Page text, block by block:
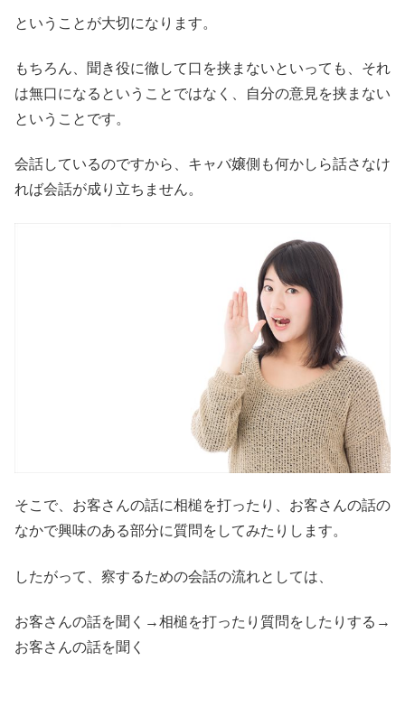
ということが大切になります。
もちろん、聞き役に徹して口を挟まないといっても、それ
は無口になるということではなく、自分の意見を挟まない
ということです。
会話しているのですから、キャバ嬢側も何かしら話さなけ
れば会話が成り立ちません。
そこで、お客さんの話に相槌を打ったり、お客さんの話の
なかで興味のある部分に質問をしてみたりします。
したがって、察するための会話の流れとしては、
お客さんの話を聞く→相槌を打ったり質問をしたりする→
お客さんの話を聞く